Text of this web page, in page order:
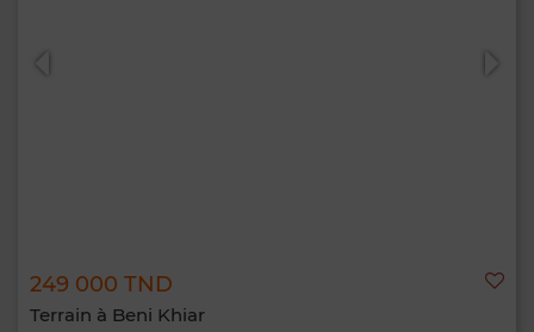
249 000 TND
Terrain à Beni Khiar